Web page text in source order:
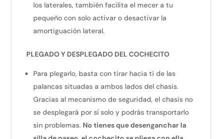
los laterales, también facilita el mecer a tu
pequeño con solo activar o desactivar la
amortiguación lateral.
PLEGADO Y DESPLEGADO DEL COCHECITO
Para plegarlo, basta con tirar hacia ti de las
palancas situadas a ambos lados del chasis.
Gracias al mecanismo de seguridad, el chasis no
se desplegará por sí solo y podrás transportarlo
sin problemas. No tienes que desenganchar la